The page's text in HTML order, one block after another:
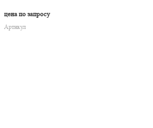
цена по запросу
Артикул